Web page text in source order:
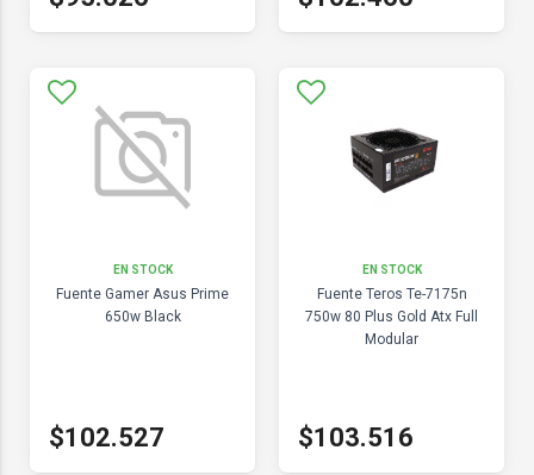
EN STOCK
Fuente Gamer Asus Prime
650w Black
$102.527
EN STOCK
Fuente Teros Te-7175n
750w 80 Plus Gold Atx Full
Modular
$103.516